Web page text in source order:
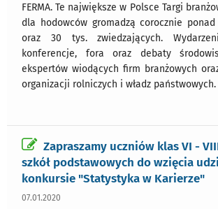
FERMA. Te największe w Polsce Targi
dla hodowców gromadzą corocznie
oraz 30 tys. zwiedzających.
konferencje, fora oraz debaty
ekspertów wiodących firm branżowych
organizacji rolniczych i władz państwowych.
Zapraszamy uczniów klas VI -
szkół podstawowych do wzięcia
konkursie "Statystyka w Karierze"
07.01.2020